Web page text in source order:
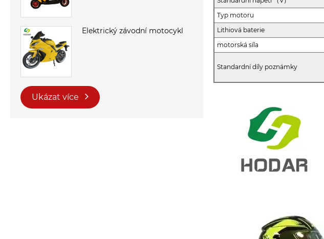
Elektrický závodní motocykl
Ukázat více
Typ motoru
Lithiová baterie
motorská síla
Standardní díly poznámky